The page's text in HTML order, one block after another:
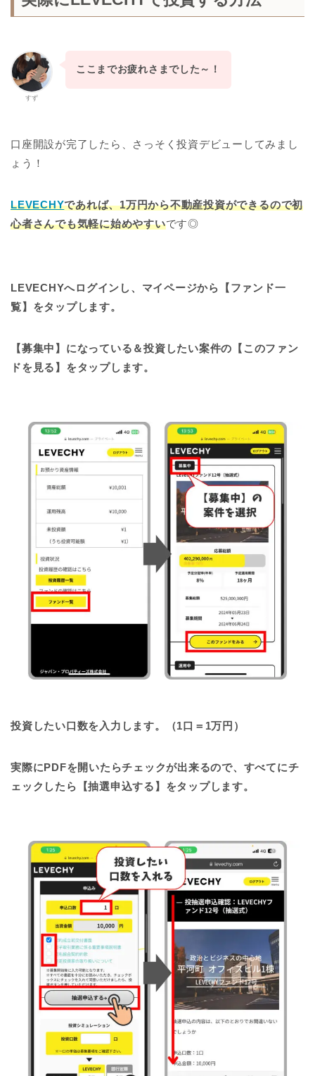
すず
ここまでお疲れさまでした～！
口座開設が完了したら、さっそく投資デビューしてみまし
ょう！
LEVECHYであれば、1万円から不動産投資ができるので初
心者さんでも気軽に始めやすいです◎
LEVECHYへログインし、マイページから【ファンド一
覧】をタップします。
【募集中】 になっている＆投資したい案件の【このファン
ドを見る】をタップします。
投資したい口数を入力します。（1口＝1万円）
実際にPDFを開いたらチェックが出来るので、すべてにチ
ェックしたら【抽選申込する】をタップします。